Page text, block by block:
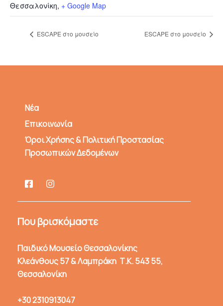
Θεσσαλονίκη, + Google Map
ESCAPE στο μουσείο ESCAPE στο μουσείο
Νέα
Επικοινωνία
Όροι Χρήσης & Πολιτική Προστασίας
Προσωπικών Δεδομένων
Που βρισκόμαστε
Παιδικό Μουσείο Θεσσαλονίκης
Κλεάνθους 57 & Λαμπράκη Τ.Κ. 543 55,
Θεσσαλονίκη
+30 2310913047